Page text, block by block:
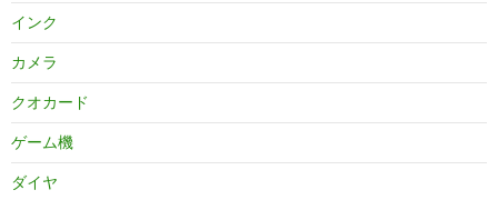
インク
カメラ
クオカード
ゲーム機
ダイヤ